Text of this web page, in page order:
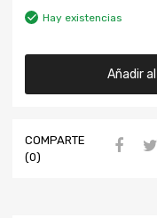
Hay existencias
Añadir
COMPARTE
(0)